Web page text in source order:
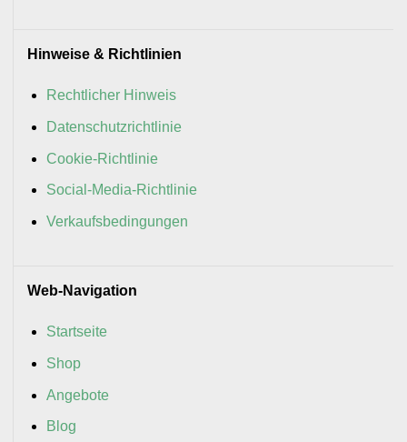
Hinweise & Richtlinien
Rechtlicher Hinweis
Datenschutzrichtlinie
Cookie-Richtlinie
Social-Media-Richtlinie
Verkaufsbedingungen
Web-Navigation
Startseite
Shop
Angebote
Blog